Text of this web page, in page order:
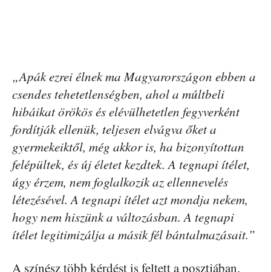
„Apák ezrei élnek ma Magyarországon ebben a
csendes tehetetlenségben, ahol a múltbeli
hibáikat örökös és elévülhetetlen fegyverként
fordítják ellenük, teljesen elvágva őket a
gyermekeiktől, még akkor is, ha bizonyítottan
felépültek, és új életet kezdtek. A tegnapi ítélet,
úgy érzem, nem foglalkozik az ellennevelés
létezésével. A tegnapi ítélet azt mondja nekem,
hogy nem hiszünk a változásban. A tegnapi
ítélet legitimizálja a másik fél bántalmazásait.”
A színész több kérdést is feltett a posztjában.